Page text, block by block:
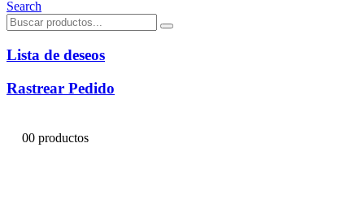
Search
Lista de deseos
Rastrear Pedido
00 productos